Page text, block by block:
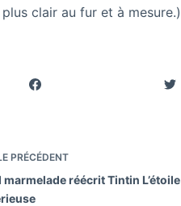
clair au fur et à mesure.)
PRÉCÉDENT
réécrit Tintin L’étoile